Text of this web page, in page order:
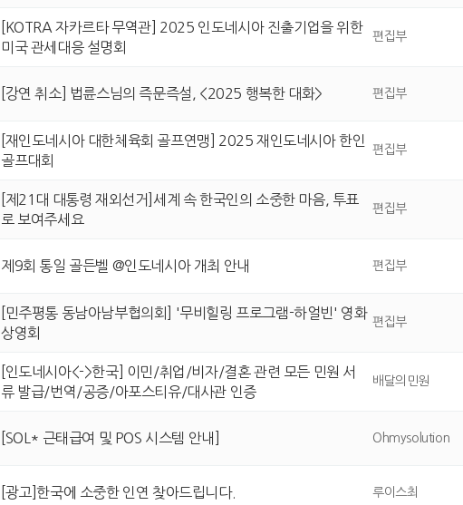
[KOTRA 자카르타 무역관] 2025 인도네시아 진출기업을 위한
미국 관세대응 설명회
편집부
[강연 취소] 법륜스님의 즉문즉설, <2025 행복한 대화> 편집부
[재인도네시아 대한체육회 골프연맹] 2025 재인도네시아 한인
골프대회
편집부
[제21대 대통령 재외선거]세계 속 한국인의 소중한 마음, 투표
로 보여주세요
편집부
제9회 통일 골든벨 @인도네시아 개최 안내 편집부
[민주평통 동남아남부협의회] '무비힐링 프로그램-하얼빈' 영화
상영회
편집부
[인도네시아<->한국] 이민/취업/비자/결혼 관련 모든 민원 서
류 발급/번역/공증/아포스티유/대사관 인증
배달의민원
[SOL* 근태급여 및 POS 시스템 안내] Ohmysolution
[광고]한국에 소중한 인연 찾아드립니다. 루이스최